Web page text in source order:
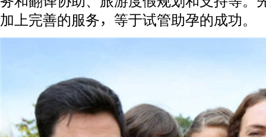
加上完善的服务，等于试管助孕的成功。